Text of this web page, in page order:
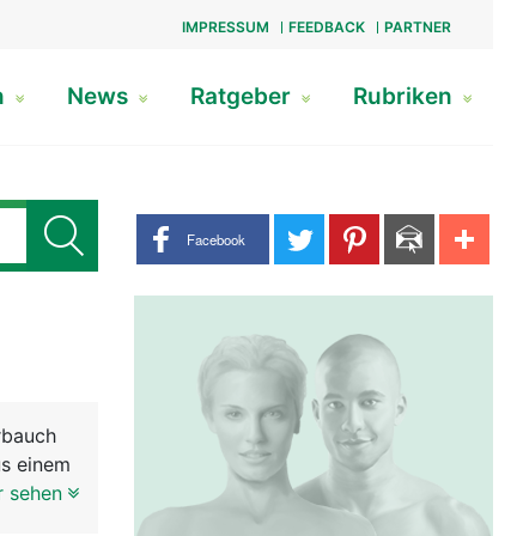
IMPRESSUM FEEDBACK PARTNER
News Ratgeber Rubriken
Share buttons
Facebook
einem
von
sehen